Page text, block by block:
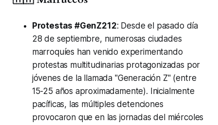
Protestas #GenZ212: Desde el pasado día
28 de septiembre, numerosas ciudades
marroquíes han venido experimentando
protestas multitudinarias protagonizadas por
jóvenes de la llamada "Generación Z" (entre
15-25 años aproximadamente). Inicialmente
pacíficas, las múltiples detenciones
provocaron que en las jornadas del miércoles